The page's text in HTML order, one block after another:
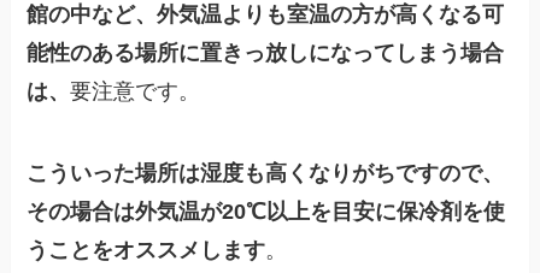
館の中など、外気温よりも室温の方が高くなる可
能性のある場所に置きっ放しになってしまう場合
は、要注意です。
こういった場所は湿度も高くなりがちですので、
その場合は外気温が20℃以上を目安に保冷剤を使
うことをオススメします。